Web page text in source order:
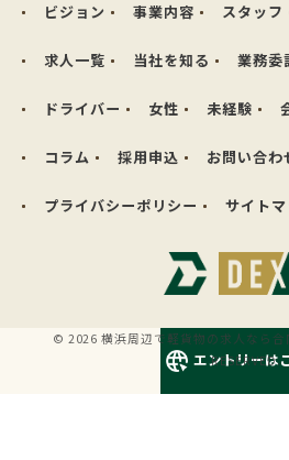
エントリーは
ビジョン 事業内容 スタッフ
求人一覧 当社を知る 業務委
ドライバー 女性 未経験
コラム 採用申込 お問い合わ
プライバシーポリシー サイト
© 2026 横浜周辺で軽貨物の求人なら合
RESERVED.